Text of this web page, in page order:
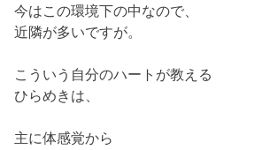
今はこの環境下の中なので、
近隣が多いですが。
こういう自分のハートが教える
ひらめきは、
主に体感覚から